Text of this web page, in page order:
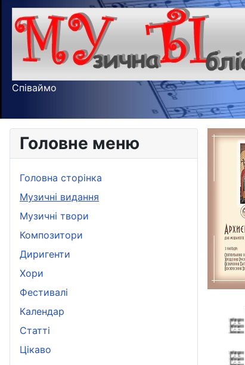
Співаймо
Головне меню
Головна сторінка
Музичні видання
Музичні твори
Композитори
Диригенти
Хори
Фестивалі
Календар
Статті
Цікаво